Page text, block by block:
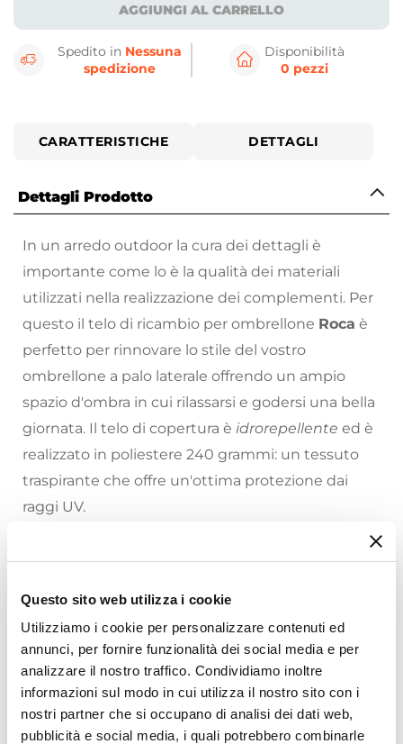
Questo sito web utilizza i cookie
Utilizziamo i cookie per personalizzare contenuti ed
annunci, per fornire funzionalità dei social media e per
analizzare il nostro traffico. Condividiamo inoltre
informazioni sul modo in cui utilizza il nostro sito con i
nostri partner che si occupano di analisi dei dati web,
pubblicità e social media, i quali potrebbero combinarle
AGGIUNGI AL CARRELLO
Spedito in Nessuna
spedizione
Disponibilità
0 pezzi
CARATTERISTICHE DETTAGLI
Dettagli Prodotto
In un arredo outdoor la cura dei dettagli è
importante come lo è la qualità dei materiali
utilizzati nella realizzazione dei complementi. Per
questo il telo di ricambio per ombrellone Roca è
perfetto per rinnovare lo stile del vostro
ombrellone a palo laterale offrendo un ampio
spazio d'ombra in cui rilassarsi e godersi una bella
giornata. Il telo di copertura è idrorepellente ed è
realizzato in poliestere 240 grammi: un tessuto
traspirante che offre un'ottima protezione dai
raggi UV.
Prenditi cura del tuo spazio esterno partendo dai
altro aspetto!
Caratteristiche
Dimensione
300 x 400 cm
Tipologia